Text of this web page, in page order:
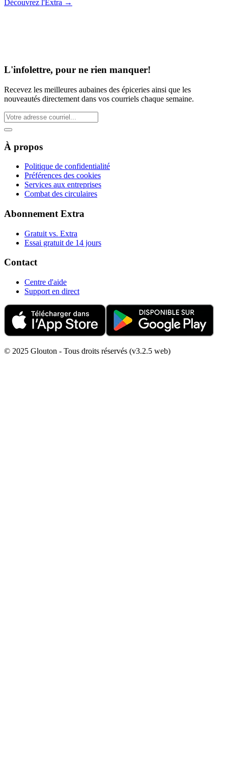
Découvrez l'Extra →
L'infolettre, pour ne rien manquer!
Recevez les meilleures aubaines des épiceries ainsi que les
nouveautés directement dans vos courriels chaque semaine.
À propos
Politique de confidentialité
Préférences des cookies
Services aux entreprises
Combat des circulaires
Abonnement Extra
Gratuit vs. Extra
Essai gratuit de 14 jours
Contact
Centre d'aide
Support en direct
© 2025 Glouton - Tous droits réservés (v3.2.5 web)